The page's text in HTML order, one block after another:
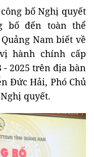
bố Nghị quyết
bố đến toàn thể
Nam biết về
hành chính cấp
- 2025 trên địa bàn
Đức Hải, Phó Chủ
quyết.